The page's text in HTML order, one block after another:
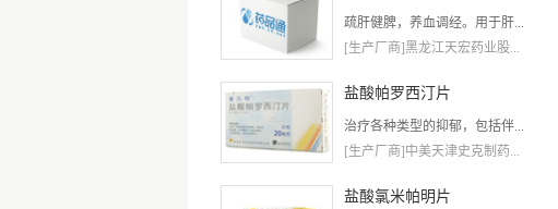
疏肝健脾，养血调经。用于肝...
[生产厂商]黑龙江天宏药业股...
盐酸帕罗西汀片
治疗各种类型的抑郁，包括伴...
[生产厂商]中美天津史克制药...
盐酸氯米帕明片